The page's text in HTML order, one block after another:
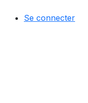
Se connecter